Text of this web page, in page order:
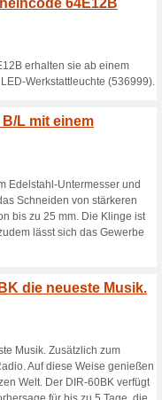
Mit dem
ccm.